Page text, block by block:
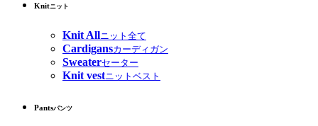
Knitニット
Knit Allニット全て
Cardigansカーディガン
Sweaterセーター
Knit vestニットベスト
Pantsパンツ